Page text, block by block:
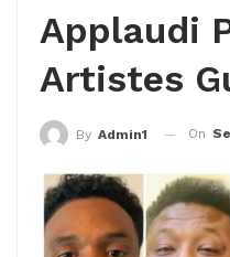
Applaudi
Artistes
By Admin1 On